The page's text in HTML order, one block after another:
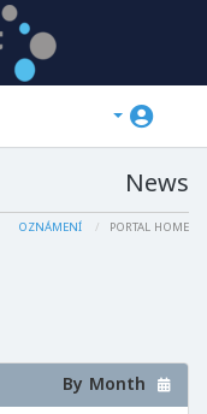
News
PORTAL HOME